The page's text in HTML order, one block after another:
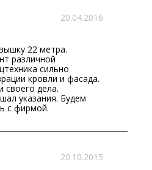
20.04.2016
22 метра.
различной
сильно
кровли и фасада.
дела.
указания. Будем
с фирмой.
20.10.2015